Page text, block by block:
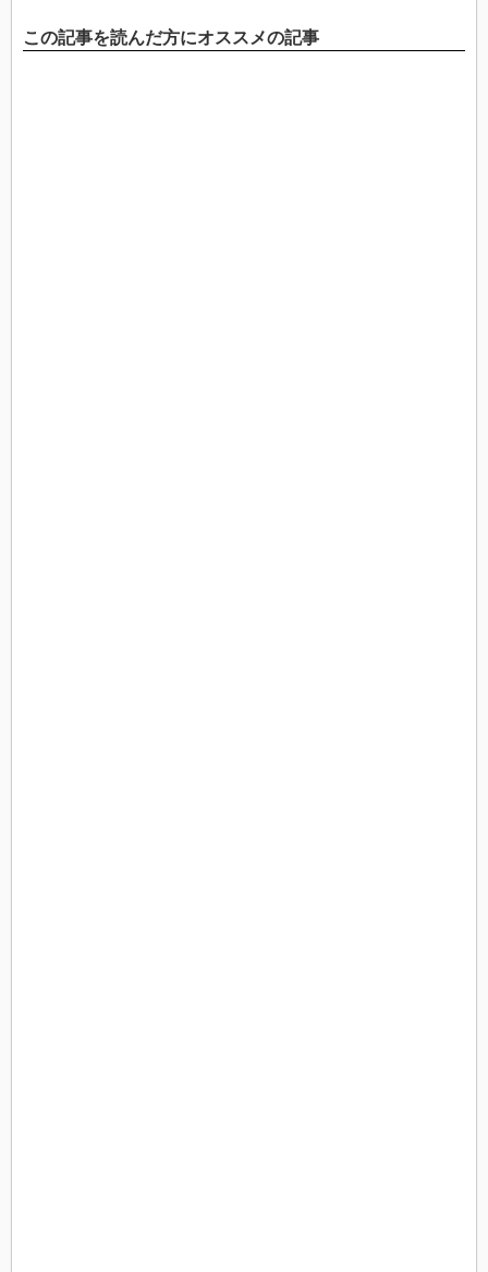
この記事を読んだ方にオススメの記事